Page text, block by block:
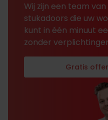
Wij zijn een team
stukadoors die uw
kunt in één minuut
zonder
Gratis